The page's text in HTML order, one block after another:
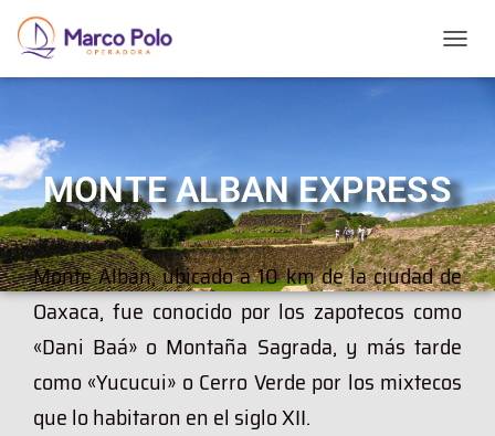
O
N
A
V
I
G
A
T
O
MONTE ALBAN EXPRESS
Monte Albán, ubicado a 10 km de la ciudad de
Oaxaca, fue conocido por los zapotecos como
«Dani Baá» o Montaña Sagrada, y más tarde
como «Yucucui» o Cerro Verde por los mixtecos
que lo habitaron en el siglo XII.